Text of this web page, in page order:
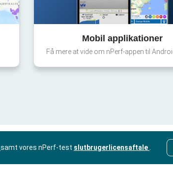
Mobil applikationer
Få mere at vide om nPerf-appen til
samt vores nPerf-test slutbrugerlicensaftale